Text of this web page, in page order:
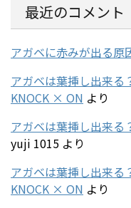
最近のコメント
アガベに赤みが出る原
アガベは葉挿し出来
KNOCK × ON より
アガベは葉挿し出来
yuji 1015 より
アガベは葉挿し出来
KNOCK × ON より